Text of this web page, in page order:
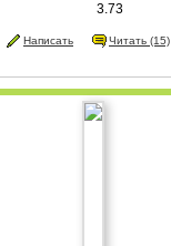
3.73
Написать Читать (15)